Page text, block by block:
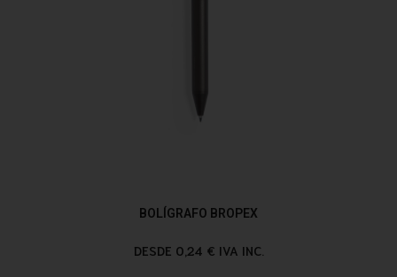
BOLÍGRAFO BROPEX
DESDE 0,24 € IVA INC.